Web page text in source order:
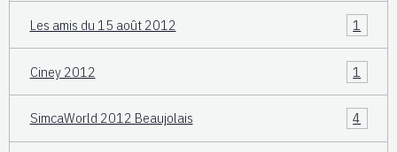
Les amis du 15 août 2012 1
Ciney 2012 1
SimcaWorld 2012 Beaujolais 4